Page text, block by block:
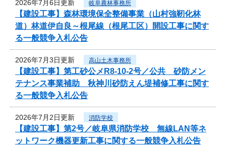
2026年7月6日更新 岐阜農林事務所
【建設工事】森林環境保全整備事業（山村強靭化林
道）林道伊自良～根尾線（根尾工区）開設工事に関す
る一般競争入札公告
2026年7月3日更新 高山土木事務所
【建設工事】第工砂公メR8-10-2号／公共 砂防メン
テナンス事業補助 秋神川砂防えん堤補修工事に関す
る一般競争入札公告
2026年7月2日更新 消防学校
【建設工事】第2号／岐阜県消防学校 無線LAN等ネ
ットワーク機器更新工事に関する一般競争入札公告